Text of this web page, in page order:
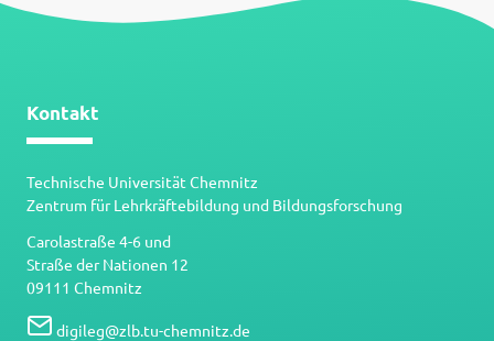
Kontakt
Technische Universität Chemnitz
Zentrum für Lehrkräftebildung und Bildungsforschung
Carolastraße 4-6 und
Straße der Nationen 12
09111 Chemnitz
digileg@zlb.tu-chemnitz.de